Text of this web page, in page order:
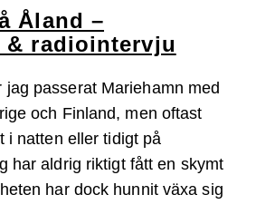
Åland –
radiointervju
jag passerat Mariehamn med
och Finland, men oftast
i natten eller tidigt på
har aldrig riktigt fått en skymt
har dock hunnit växa sig